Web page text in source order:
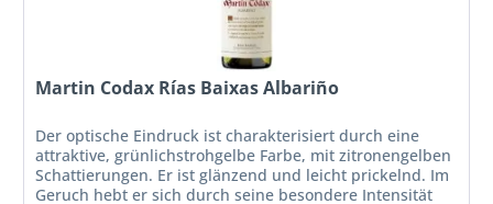
Martin Codax Rías Baixas Albariño
Der optische Eindruck ist charakterisiert durch eine
attraktive, grünlichstrohgelbe Farbe, mit zitronengelben
Schattierungen. Er ist glänzend und leicht prickelnd. Im
Geruch hebt er sich durch seine besondere Intensität